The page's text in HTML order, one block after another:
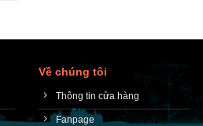
Về chúng tôi
Thông tin cửa hàng
Fanpage